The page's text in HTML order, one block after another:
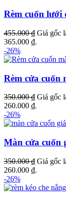
Rèm cuốn lưới
455.000₫ Giá gốc
365.000 ₫.
-26%
Rèm cửa cuốn
350.000₫ Giá gốc
260.000 ₫.
-26%
Màn cửa cuốn
350.000₫ Giá gốc
260.000 ₫.
-26%